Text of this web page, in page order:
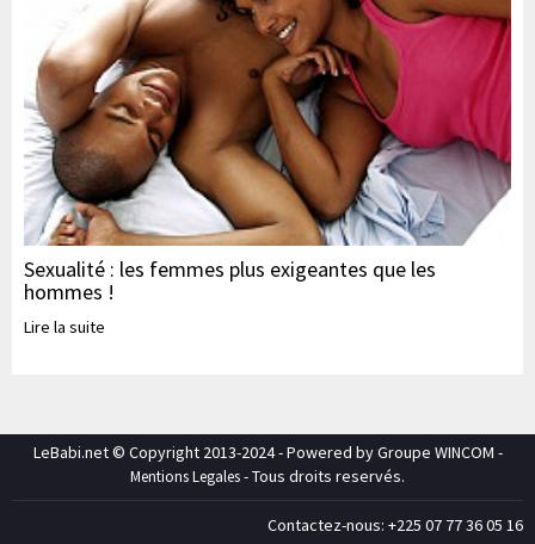
Sexualité : les femmes plus exigeantes que les
hommes !
Lire la suite
LeBabi.net © Copyright 2013-2024 - Powered by Groupe WINCOM -
Mentions Legales- Tous droits reservés.
Contactez-nous: +225 07 77 36 05 16